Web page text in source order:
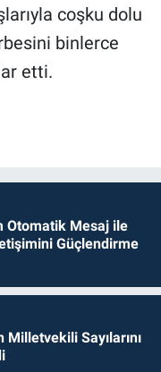
coşku dolu
binlerce
etti.
Otomatik Mesaj ile
Güçlendirme
Milletvekili Sayılarını